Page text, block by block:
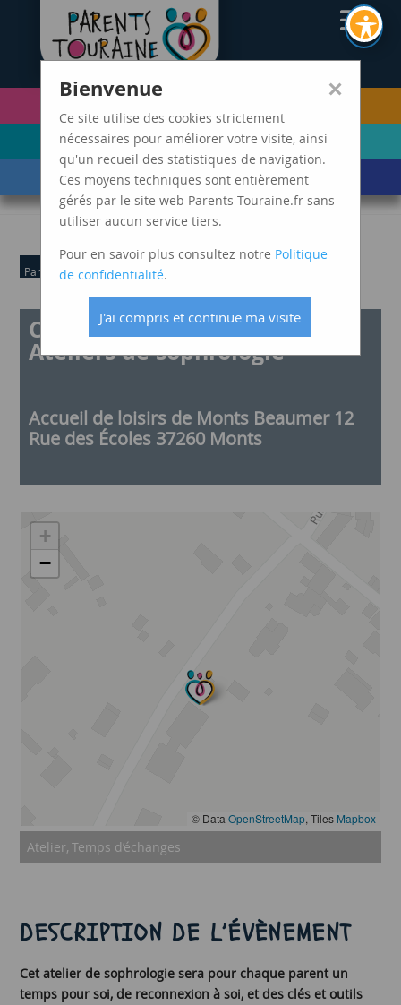
PETITE ENFANCE
(0-5 ANS)
ENFANCE
(6-11 ANS)
ADOLESCENCE ET
JEUNES ADULTES
LES ÉVÈNEMENTS
DE VIE MARDIS SPAGHETTI
Parents
Communiquer autrement –
Ateliers de sophrologie
Accueil de loisirs de Monts Beaumer 12
Rue des Écoles 37260 Monts
+
−
© Data OpenStreetMap, Tiles Mapbox
Atelier Temps d’échanges
DESCRIPTION DE L’ÉVÈNEMENT
Cet atelier de sophrologie sera pour chaque parent un
temps pour soi, de reconnexion à soi, et des clés et outils
×
Bienvenue
Ce site utilise des cookies strictement
nécessaires pour améliorer votre visite, ainsi
qu'un recueil des statistiques de navigation.
Ces moyens techniques sont entièrement
gérés par le site web Parents-Touraine.fr sans
utiliser aucun service tiers.
Pour en savoir plus consultez notre Politique
de confidentialité.
J'ai compris et continue ma visite